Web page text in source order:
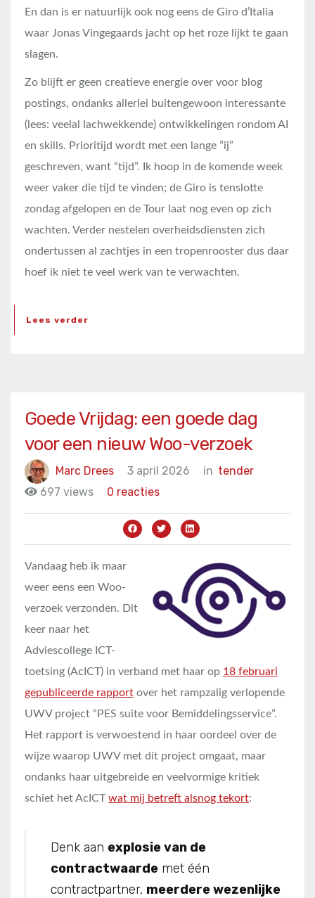
En dan is er natuurlijk ook nog eens de Giro d’Italia
waar Jonas Vingegaards jacht op het roze lijkt te gaan
slagen.
Zo blijft er geen creatieve energie over voor blog
postings, ondanks allerlei buitengewoon interessante
(lees: veelal lachwekkende) ontwikkelingen rondom AI
en skills. Prioritijd wordt met een lange ”ij”
geschreven, want “tijd”. Ik hoop in de komende week
weer vaker die tijd te vinden; de Giro is tenslotte
zondag afgelopen en de Tour laat nog even op zich
wachten. Verder nestelen overheidsdiensten zich
ondertussen al zachtjes in een tropenrooster dus daar
hoef ik niet te veel werk van te verwachten.
Lees verder
Goede Vrijdag: een goede dag
voor een nieuw Woo-verzoek
Marc Drees 3 april 2026 in tender
697 views
0 reacties
Vandaag heb ik maar
weer eens een Woo-
verzoek verzonden. Dit
keer naar het
Adviescollege ICT-
toetsing (AcICT) in verband met haar op 18 februari
gepubliceerde rapport over het rampzalig verlopende
UWV project “PES suite voor Bemiddelingsservice”.
Het rapport is verwoestend in haar oordeel over de
wijze waarop UWV met dit project omgaat, maar
ondanks haar uitgebreide en veelvormige kritiek
schiet het AcICTwat mij betreft alsnog tekort:
Denk aan explosie van de
contractwaarde met één
contractpartner, meerdere wezenlijke